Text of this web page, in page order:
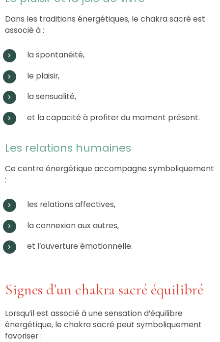
Dans les traditions énergétiques, le chakra sacré est
associé à :
la spontanéité,
le plaisir,
la sensualité,
et la capacité à profiter du moment présent.
Les relations humaines
Ce centre énergétique accompagne symboliquement
:
les relations affectives,
la connexion aux autres,
et l’ouverture émotionnelle.
Signes d’un chakra sacré équilibré
Lorsqu’il est associé à une sensation d’équilibre
énergétique, le chakra sacré peut symboliquement
favoriser :